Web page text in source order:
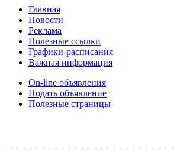
Главная
Новости
Реклама
Полезные ссылки
Графики-расписания
Важная информация
On-line объявления
Подать объявление
Полезные страницы